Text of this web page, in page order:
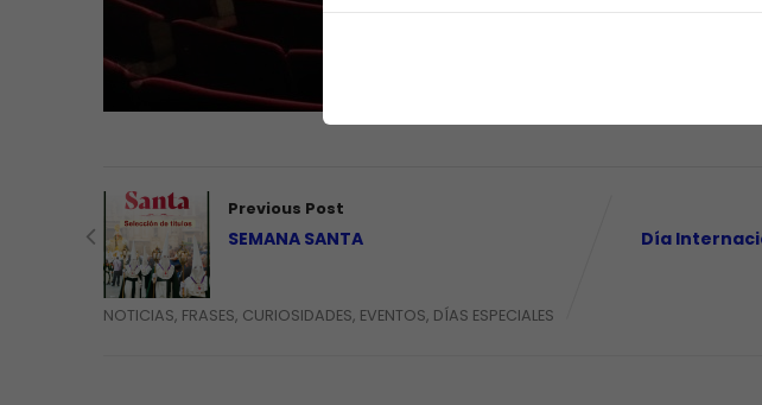
Previous Post
SEMANA SANTA
NOTICIAS, FRASES, CURIOSIDADES, EVENTOS, DÍAS ESPECIALES
Día